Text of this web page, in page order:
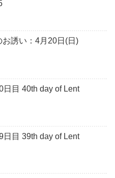
お誘い：4月20日(日)
日目 40th day of Lent
日目 39th day of Lent